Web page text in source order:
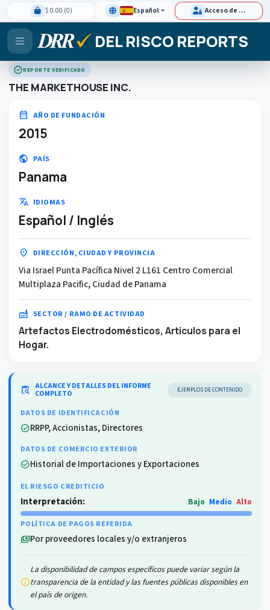
$ 0.00 (0) Español Acceso de clientes
DEL RISCO REPORTS
verifiedREPORTE VERIFICADO
THE MARKETHOUSE INC.
calendar_month AÑO DE FUNDACIÓN
2015
public PAÍS
Panama
translate IDIOMAS
Español / Inglés
location_on DIRECCIÓN, CIUDAD Y PROVINCIA
Via Israel Punta Pacífica Nivel 2 L161 Centro Comercial
Multiplaza Pacific, Ciudad de Panama
factory SECTOR / RAMO DE ACTIVIDAD
Artefactos Electrodomésticos, Articulos para el
Hogar.
content_paste_search ALCANCE Y DETALLES DEL INFORME
COMPLETO EJEMPLOS DE CONTENIDO
DATOS DE IDENTIFICACIÓN
check_circleRRPP, Accionistas, Directores
DATOS DE COMERCIO EXTERIOR
check_circleHistorial de Importaciones y Exportaciones
EL RIESGO CREDITICIO
Interpretación: Bajo Medio Alto
POLÍTICA DE PAGOS REFERIDA
paymentsPor proveedores locales y/o extranjeros
info
La disponibilidad de campos específicos puede variar según la
transparencia de la entidad y las fuentes públicas disponibles en
el país de origen.